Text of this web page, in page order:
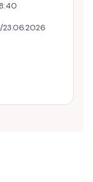
23.06.2026